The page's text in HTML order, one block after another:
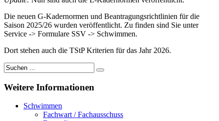
Die neuen G-Kadernormen und Beantragungsrichtlinien für die
Saison 2025/26 wurden veröffentlicht. Zu finden sind Sie unter
Service -> Formulare SSV -> Schwimmen.
Dort stehen auch die TStP Kriterien für das Jahr 2026.
Weitere Informationen
Schwimmen
Fachwart / Fachausschuss